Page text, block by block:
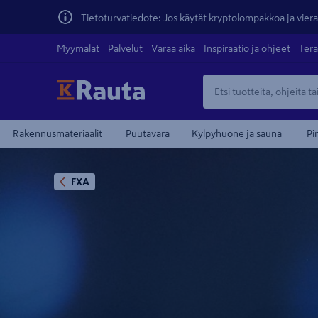
Tietoturvatiedote: Jos käytät kryptolompakkoa ja
Myymälät Palvelut Varaa aika Inspiraatio ja ohjeet
Rakennusmateriaalit Puutavara Kylpyhuone ja sauna
FXA